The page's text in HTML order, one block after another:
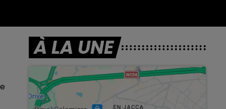
À LA UNE